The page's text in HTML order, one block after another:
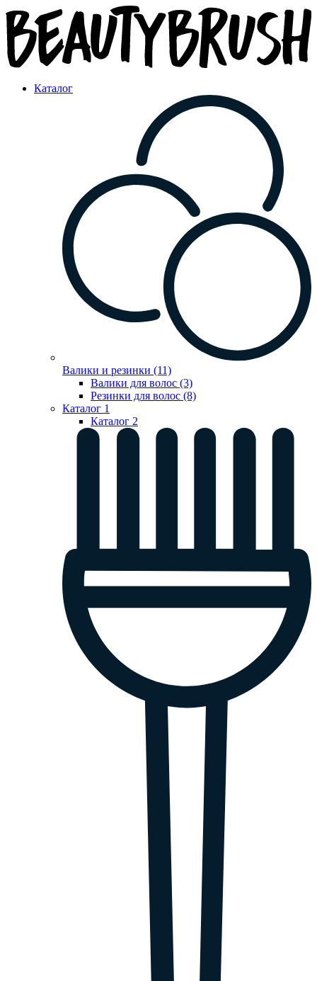
Каталог
Валики и резинки (11)
Валики для волос (3)
Резинки для волос (8)
Каталог 1
Каталог 2